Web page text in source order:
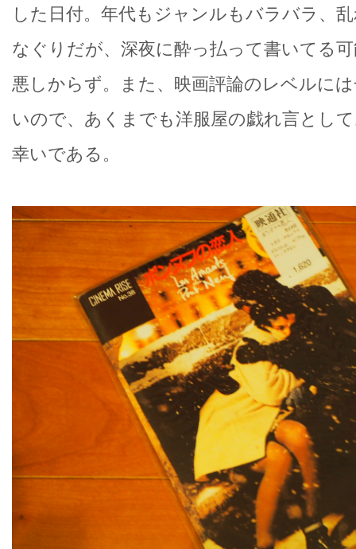
した日付。年代もジャンルもバラバラ、
なぐりだが、深夜に酔っ払って書いてる
悪しからず。また、映画評論のレベルに
いので、あくまでも洋服屋の戯れ言とし
幸いである。